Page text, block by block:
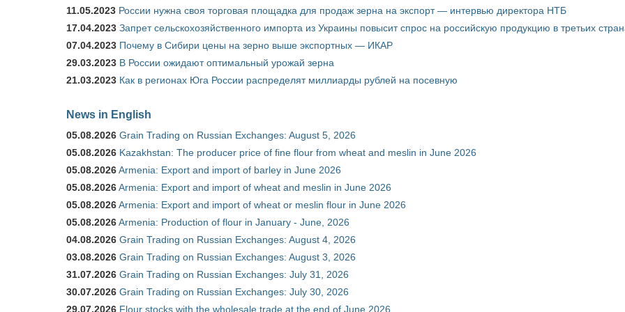
11.05.2023 России нужна своя торговая площадка для продаж зерна на экспорт — интервью директора НТБ
17.04.2023 Запрет сельскохозяйственного импорта из Украины повысит спрос на российскую продукцию в третьих
07.04.2023 Почему в Сибири цены на зерно выше экспортных — ИКАР
29.03.2023 В России ожидают оптимальный урожай зерна
21.03.2023 Как в регионах Юга России распределят миллиарды рублей на посевную
News in English
05.08.2026 Grain Trading on Russian Exchanges: August 5, 2026
05.08.2026 Kazakhstan: The producer price of fine flour from wheat and meslin in June 2026
05.08.2026Armenia: Export and import of barley in June 2026
05.08.2026Armenia: Export and import of wheat and meslin in June 2026
05.08.2026Armenia: Export and import of wheat or meslin flour in June 2026
05.08.2026Armenia: Production of flour in January - June, 2026
04.08.2026 Grain Trading on Russian Exchanges: August 4, 2026
03.08.2026 Grain Trading on Russian Exchanges: August 3, 2026
31.07.2026 Grain Trading on Russian Exchanges: July 31, 2026
30.07.2026 Grain Trading on Russian Exchanges: July 30, 2026
29.07.2026 Flour stocks with the wholesale trade at the end of June 2026